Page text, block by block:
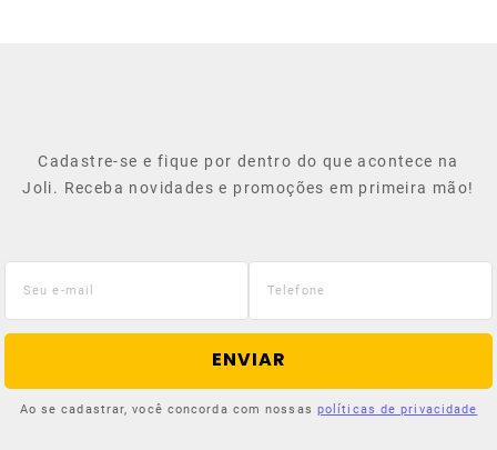
Cadastre-se e fique por dentro do que acontece na
Joli. Receba novidades e promoções em primeira mão!
ENVIAR
Ao se cadastrar, você concorda com nossas políticas de privacidade